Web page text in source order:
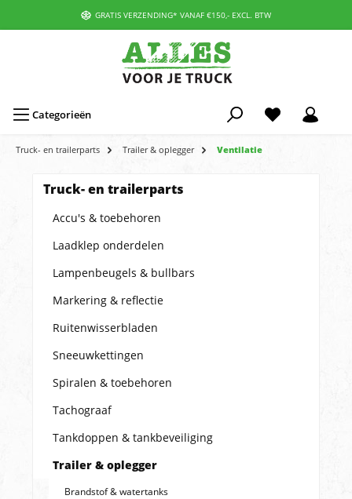
GRATIS VERZENDING* VANAF €150,- EXCL. BTW
Categorieën
Truck- en trailerparts Trailer & oplegger Ventilatie
Truck- en trailerparts
Accu's & toebehoren
Laadklep onderdelen
Lampenbeugels & bullbars
Markering & reflectie
Ruitenwisserbladen
Sneeuwkettingen
Spiralen & toebehoren
Tachograaf
Tankdoppen & tankbeveiliging
Trailer & oplegger
Brandstof & watertanks